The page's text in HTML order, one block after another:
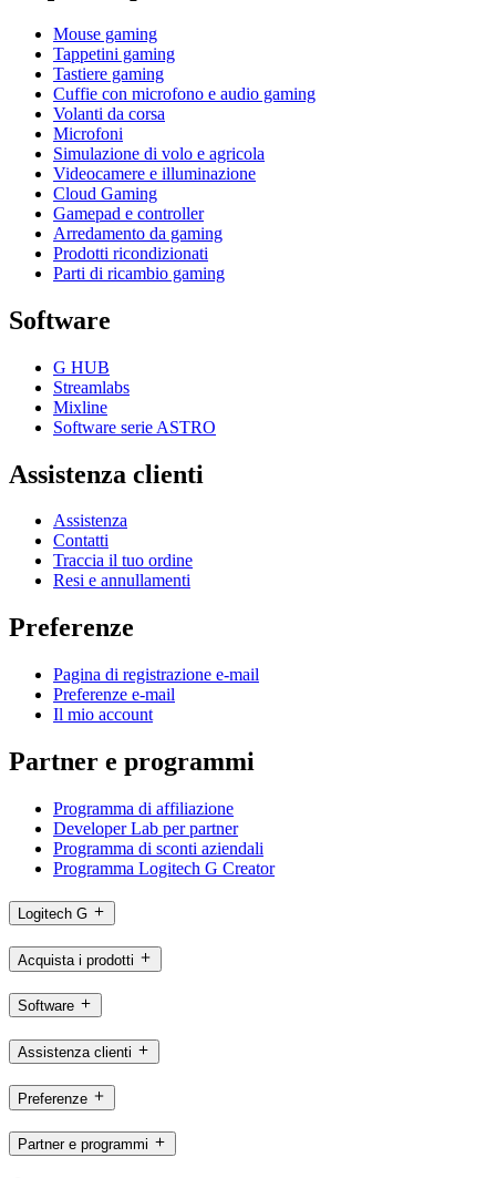
Mouse gaming
Tappetini gaming
Tastiere gaming
Cuffie con microfono e audio gaming
Volanti da corsa
Microfoni
Simulazione di volo e agricola
Videocamere e illuminazione
Cloud Gaming
Gamepad e controller
Arredamento da gaming
Prodotti ricondizionati
Parti di ricambio gaming
Software
G HUB
Streamlabs
Mixline
Software serie ASTRO
Assistenza clienti
Assistenza
Contatti
Traccia il tuo ordine
Resi e annullamenti
Preferenze
Pagina di registrazione e-mail
Preferenze e-mail
Il mio account
Partner e programmi
Programma di affiliazione
Developer Lab per partner
Programma di sconti aziendali
Programma Logitech G Creator
Logitech G
Acquista i prodotti
Software
Assistenza clienti
Preferenze
Partner e programmi